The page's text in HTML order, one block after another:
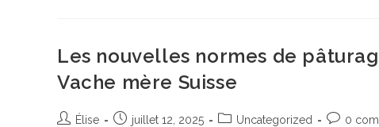
:
Des
Localisations
Les nouvelles normes de
Vache mère Suisse
Auteur/autrice
Élise
Publication
juillet 12, 2025
PostUncategorized 0